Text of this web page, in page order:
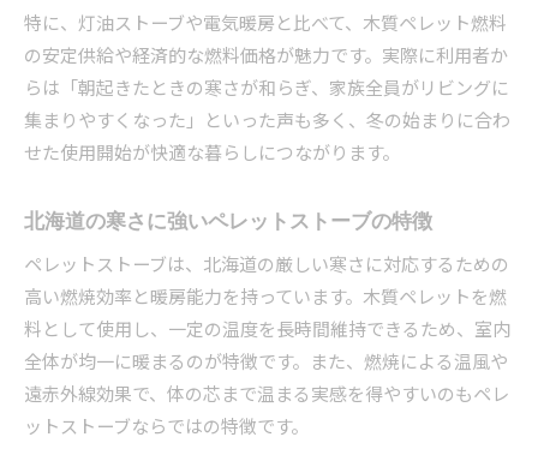
冬の始まりに知りたいペレットストーブ導入の流れ
ペレットストーブ導入の基本ステップを解説
冬前に準備したいペレットストーブの選び方
ペレットストーブ設置前に考えるべきポイント
ツ
省エネと家計管理を両立できる暖房方法の魅力
ペレットストーブで省エネと家計管理を実現
長期的なランニングコストを抑える方法
ペレットストーブの燃焼効率と節約効果
環境に優しいペレットストーブの魅力を解説
特に、灯油ストーブや電気暖房と比べて、木質ペレット燃料
の安定供給や経済的な燃料価格が魅力です。実際に利用者か
らは「朝起きたときの寒さが和らぎ、家族全員がリビングに
集まりやすくなった」といった声も多く、冬の始まりに合わ
せた使用開始が快適な暮らしにつながります。
北海道の寒さに強いペレットストーブの特徴
ペレットストーブは、北海道の厳しい寒さに対応するための
高い燃焼効率と暖房能力を持っています。木質ペレットを燃
料として使用し、一定の温度を長時間維持できるため、室内
全体が均一に暖まるのが特徴です。また、燃焼による温風や
遠赤外線効果で、体の芯まで温まる実感を得やすいのもペレ
ットストーブならではの特徴です。